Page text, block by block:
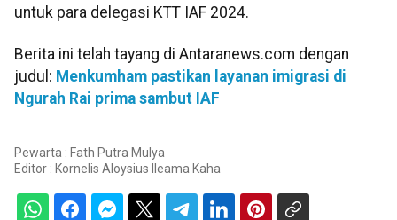
untuk para delegasi KTT IAF 2024.
Berita ini telah tayang di Antaranews.com dengan
judul: Menkumham pastikan layanan imigrasi di
Ngurah Rai prima sambut IAF
Pewarta : Fath Putra Mulya
Editor : Kornelis Aloysius Ileama Kaha